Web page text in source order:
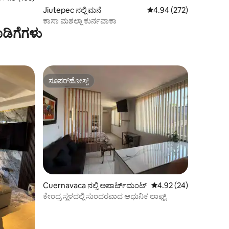
Jiutepec ನಲ್ಲಿ ಮನೆ 5 ರಲ್ಲಿ 4.94 ಸರಾಸರಿ
4.94 (272)
ಕಾಸಾ ಮಶಲ್ಲಾ ಕುರ್ನವಾಕಾ
ಸೂಪರ್‌ಹೋಸ್ಟ್
ಸೂಪರ್‌ಹೋಸ್ಟ್
Cuernavaca ನಲ್ಲಿ ಅಪಾರ್ಟ್‌ಮಂಟ್ 5 ರಲ್ಲಿ 4.92 ಸರಾಸರಿ
4.92 (24)
ಕೇಂದ್ರ ಸ್ಥಳದಲ್ಲಿ ಸುಂದರವಾದ ಆಧುನಿಕ ಲಾಫ್ಟ್